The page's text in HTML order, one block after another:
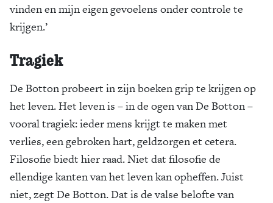
vinden en mijn eigen gevoelens onder controle te
krijgen.’
Tragiek
De Botton probeert in zijn boeken grip te krijgen op
het leven. Het leven is – in de ogen van De Botton –
vooral tragiek: ieder mens krijgt te maken met
verlies, een gebroken hart, geldzorgen et cetera.
Filosofie biedt hier raad. Niet dat filosofie de
ellendige kanten van het leven kan opheffen. Juist
niet, zegt De Botton. Dat is de valse belofte van